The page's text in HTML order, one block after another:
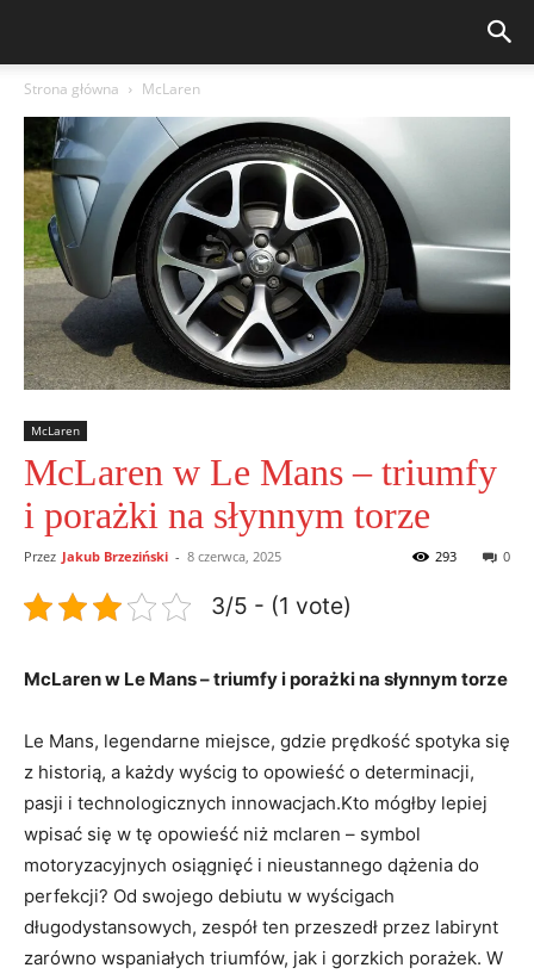
Strona główna McLaren
McLaren
McLaren w Le Mans – triumfy
i porażki na słynnym torze
Przez Jakub Brzeziński - 8 czerwca, 2025 0
293
3/5 - (1 vote)
McLaren w Le Mans – triumfy i porażki na słynnym torze
Le Mans, legendarne miejsce, gdzie prędkość spotyka się
z historią, a każdy wyścig to opowieść o determinacji,
pasji i technologicznych innowacjach.Kto mógłby lepiej
wpisać się w tę opowieść niż mclaren – symbol
motoryzacyjnych osiągnięć i nieustannego dążenia do
perfekcji? Od swojego debiutu w wyścigach
długodystansowych, zespół ten przeszedł przez labirynt
zarówno wspaniałych triumfów, jak i gorzkich porażek. W